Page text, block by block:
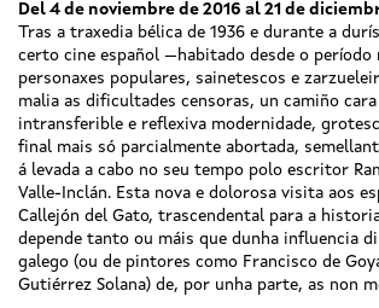
Del 4 de noviembre de 2016 al 21 de
Tras a traxedia bélica de 1936 e durante a
certo cine español —habitado desde o período
personaxes populares, sainetescos e
malia as dificultades censoras, un camiño cara
intransferible e reflexiva modernidade,
final mais só parcialmente abortada,
á levada a cabo no seu tempo polo escritor
Valle-Inclán. Esta nova e dolorosa visita aos
Callejón del Gato, trascendental para a
depende tanto ou máis que dunha influencia
galego (ou de pintores como Francisco de
Gutiérrez Solana) de, por unha parte, as non